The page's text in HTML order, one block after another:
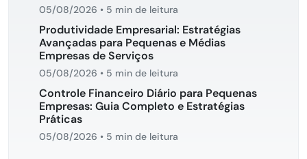
05/08/2026 • 5 min de leitura
Produtividade Empresarial: Estratégias
Avançadas para Pequenas e Médias
Empresas de Serviços
05/08/2026 • 5 min de leitura
Controle Financeiro Diário para Pequenas
Empresas: Guia Completo e Estratégias
Práticas
05/08/2026 • 5 min de leitura